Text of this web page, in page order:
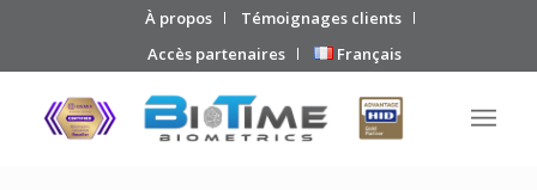
À propos
Témoignages clients
Accès partenaires
Français